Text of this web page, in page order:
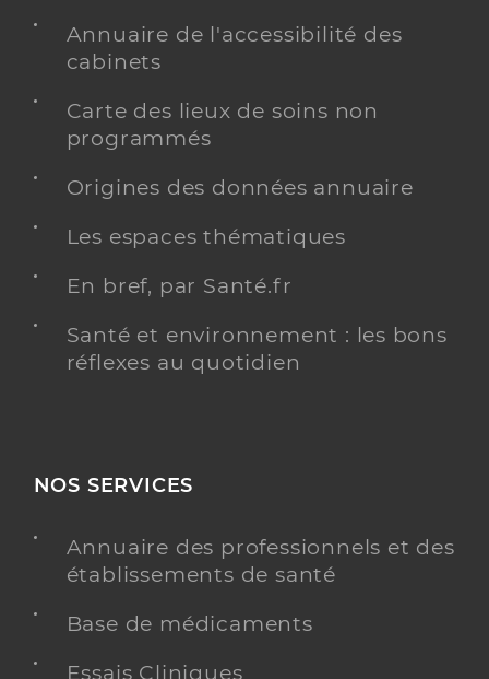
Annuaire de l'accessibilité des
cabinets
Carte des lieux de soins non
programmés
Origines des données annuaire
Les espaces thématiques
En bref, par Santé.fr
Santé et environnement : les bons
réflexes au quotidien
NOS SERVICES
Annuaire des professionnels et des
établissements de santé
Base de médicaments
Essais Cliniques